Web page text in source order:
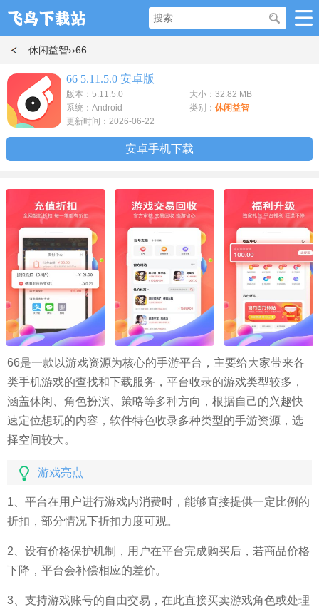
休闲益智››66
66 5.11.5.0 安卓版
版本：5.11.5.0
大小：32.82 MB
系统：Android
类别： 休闲益智
更新时间：2026-06-22
安卓手机下载
66是一款以游戏资源为核心的手游平台，主要给大家带来各
类手机游戏的查找和下载服务，平台收录的游戏类型较多，
涵盖休闲、角色扮演、策略等多种方向，根据自己的兴趣快
速定位想玩的内容，软件特色收录多种类型的手游资源，选
择空间较大。
游戏亮点
1、平台在用户进行游戏内消费时，能够直接提供一定比例的
折扣，部分情况下折扣力度可观。
2、设有价格保护机制，用户在平台完成购买后，若商品价格
下降，平台会补偿相应的差价。
3、支持游戏账号的自由交易，在此直接买卖游戏角色或处理